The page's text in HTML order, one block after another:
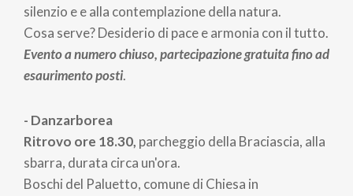
silenzio e e alla contemplazione della natura.
Cosa serve? Desiderio di pace e armonia con il tutto.
Evento a numero chiuso, partecipazione gratuita fino ad
esaurimento posti.
- Danzarborea
Ritrovo ore 18.30, parcheggio della Braciascia, alla
sbarra, durata circa un'ora.
Boschi del Paluetto, comune di Chiesa in